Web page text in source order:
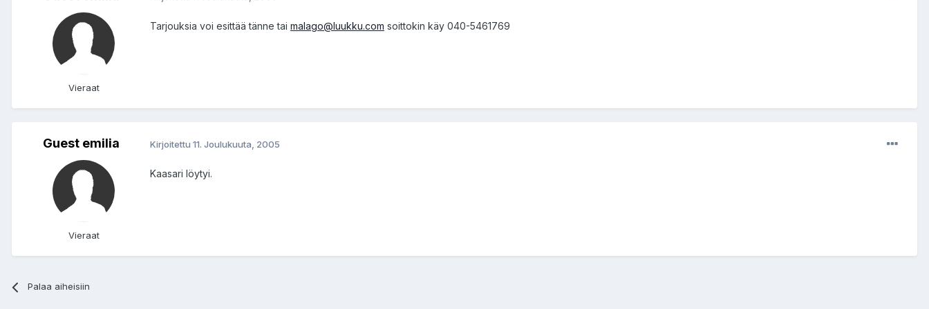
Vieraat
Tarjouksia voi esittää tänne tai malago@luukku.com soittokin käy 040-5461769
Guest emilia
Vieraat
Kirjoitettu 11. Joulukuuta, 2005
Kaasari löytyi.
Palaa aiheisiin